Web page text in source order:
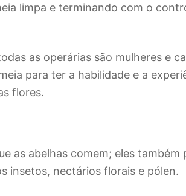
limpa e terminando com o
as operárias são mulheres e
para ter a habilidade e a
flores.
as abelhas comem; eles também
insetos, nectários florais e pólen.